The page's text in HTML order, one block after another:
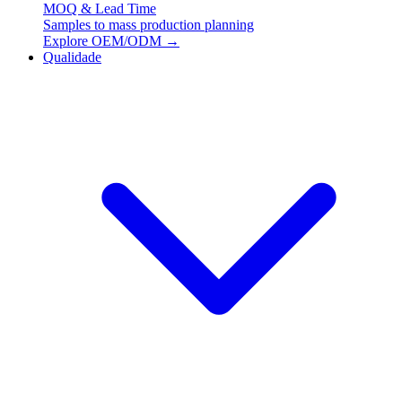
MOQ & Lead Time
Samples to mass production planning
Explore OEM/ODM →
Qualidade